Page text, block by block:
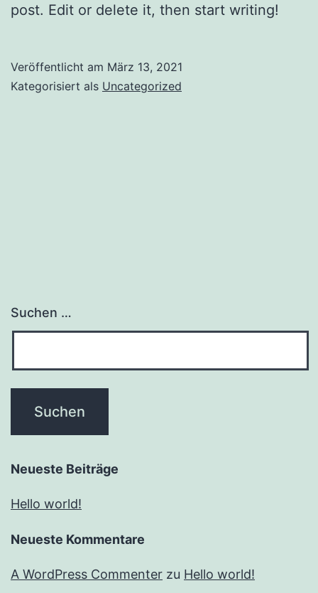
post. Edit or delete it, then start writing!
Veröffentlicht am März 13, 2021
Kategorisiert als Uncategorized
Suchen …
Neueste Beiträge
Hello world!
Neueste Kommentare
A WordPress Commenter zu Hello world!